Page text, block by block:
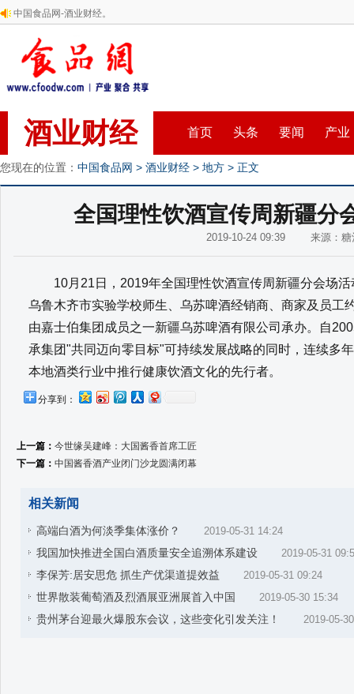
中国食品网-酒业财经。
酒业财经 首页 头条 要闻 产业
您现在的位置： 中国食品网 > 酒业财经 > 地方 > 正文
全国理性饮酒宣传周新疆分
2019-10-24 09:39 来源：糖
10月21日，2019年全国理性饮酒宣传周新疆分会场活
乌鲁木齐市实验学校师生、乌苏啤酒经销商、商家及员工
由嘉士伯集团成员之一新疆乌苏啤酒有限公司承办。自
承集团"共同迈向零目标"可持续发展战略的同时，连续多
本地酒类行业中推行健康饮酒文化的先行者。
分享到：
上一篇： 今世缘吴建峰：大国酱香首席工匠
下一篇： 中国酱香酒产业闭门沙龙圆满闭幕
相关新闻
高端白酒为何淡季集体涨价？ 2019-05-31 14:24
我国加快推进全国白酒质量安全追溯体系建设 2019-05-31
李保芳:居安思危 抓生产优渠道提效益 2019-05-31 09:24
世界散装葡萄酒及烈酒展亚洲展首入中国 2019-05-30 15:34
贵州茅台迎最火爆股东会议，这些变化引发关注！ 2019-05-